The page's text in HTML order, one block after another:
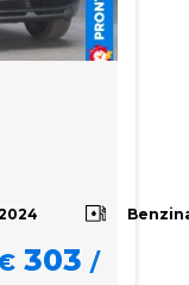
303 /